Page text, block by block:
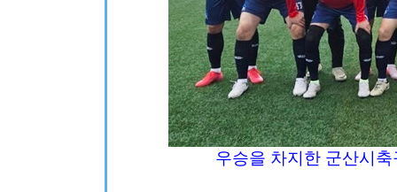
우승을 차지한 군산시